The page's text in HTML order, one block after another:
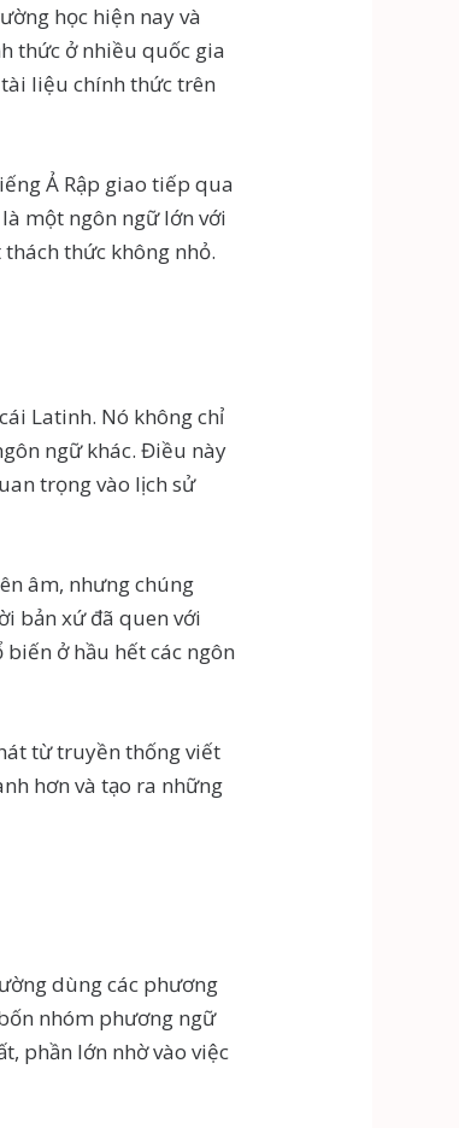
học hiện nay và
thức ở nhiều quốc gia
liệu chính thức trên
Ả Rập giao tiếp qua
một ngôn ngữ lớn với
thức không nhỏ.
Latinh. Nó không chỉ
ngữ khác. Điều này
trọng vào lịch sử
âm, nhưng chúng
bản xứ đã quen với
ở hầu hết các ngôn
từ truyền thống viết
hơn và tạo ra những
dùng các phương
nhóm phương ngữ
phần lớn nhờ vào việc